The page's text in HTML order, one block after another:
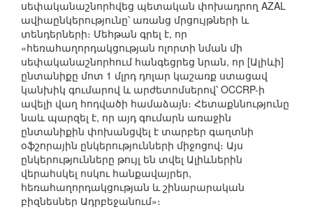
սեփականաշնորհվեց պետական փոխադրող AZAL
ավիաընկերությունը՝ առանց մրցույթների և
տենդերների։ Մեհթան գրել է, որ
«հեռահաղորդակցության ոլորտի նման մի
սեփականաշնորհում հանգեցրեց նրան, որ [Ալիևի]
ընտանիքը մոտ 1 մլրդ դոլար կաշառք ստացավ
կանխիկ գումարով և արժետոմսերով՝ OCCRP-ի
ավելի վաղ հոդվածի համաձայն։ Հետաքննությունը
նաև պարզել է, որ այդ գումարն առաջին
ընտանիքին փոխանցվել է տարբեր գաղտնի
օֆշորային ընկերությունների միջոցով։ Այս
ընկերությունները թույլ են տվել Ալիևներին
վերահսկել ոսկու հանքավայրեր,
հեռահաղորդակցության և շինարարական
բիզնեսներ Ադրբեջանում»։